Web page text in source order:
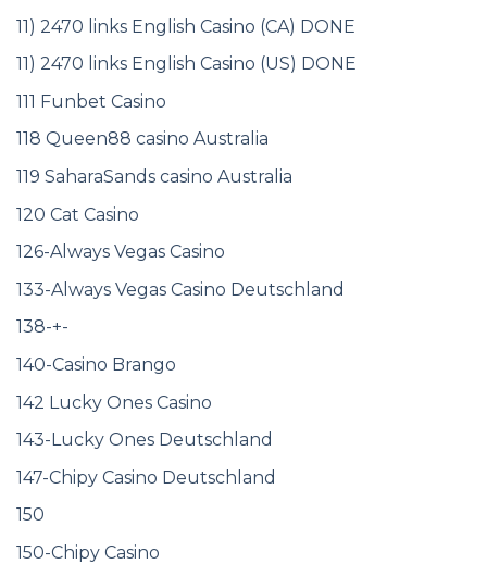
11) 2470 links English Casino (CA) DONE
11) 2470 links English Casino (US) DONE
111 Funbet Casino
118 Queen88 casino Australia
119 SaharaSands casino Australia
120 Cat Casino
126-Always Vegas Casino
133-Always Vegas Casino Deutschland
138-+-
140-Casino Brango
142 Lucky Ones Casino
143-Lucky Ones Deutschland
147-Chipy Casino Deutschland
150
150-Chipy Casino